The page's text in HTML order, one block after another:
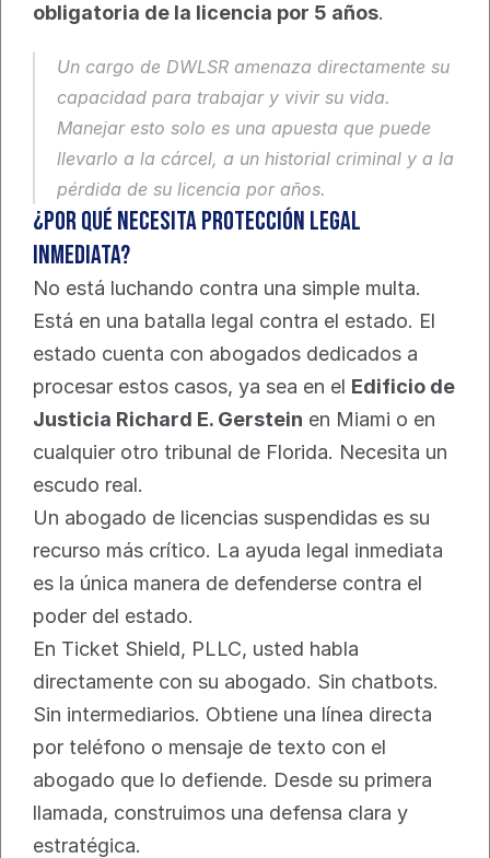
obligatoria de la licencia por 5 años.
Un cargo de DWLSR amenaza directamente su
capacidad para trabajar y vivir su vida.
Manejar esto solo es una apuesta que puede
llevarlo a la cárcel, a un historial criminal y a la
pérdida de su licencia por años.
¿Por qué necesita protección legal
inmediata?
No está luchando contra una simple multa.
Está en una batalla legal contra el estado. El
estado cuenta con abogados dedicados a
procesar estos casos, ya sea en el Edificio de
Justicia Richard E. Gerstein en Miami o en
cualquier otro tribunal de Florida. Necesita un
escudo real.
Un abogado de licencias suspendidas es su
recurso más crítico. La ayuda legal inmediata
es la única manera de defenderse contra el
poder del estado.
En Ticket Shield, PLLC, usted habla
directamente con su abogado. Sin chatbots.
Sin intermediarios. Obtiene una línea directa
por teléfono o mensaje de texto con el
abogado que lo defiende. Desde su primera
llamada, construimos una defensa clara y
estratégica.